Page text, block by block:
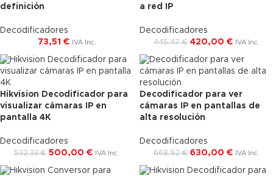
definición
Decodificadores
73,51 € IVA Inc.
Envío Gratis
a red IP
Decodificadores
445,47€ 420,00 € IVA Inc.
-6%
Agotado
Hikvision Decodificador para
visualizar cámaras IP en
pantalla 4K
Decodificadores
532,33€ 500,00 € IVA Inc.
-6%
Agotado
Decodificador para ver
cámaras IP en pantallas de
alta resolución
Decodificadores
668,92€ 630,00 € IVA Inc.